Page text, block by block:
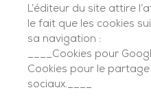
L’éditeur du site attire
le fait que les cookies
sa navigation :
____Cookies pour
Cookies pour le
sociaux.____